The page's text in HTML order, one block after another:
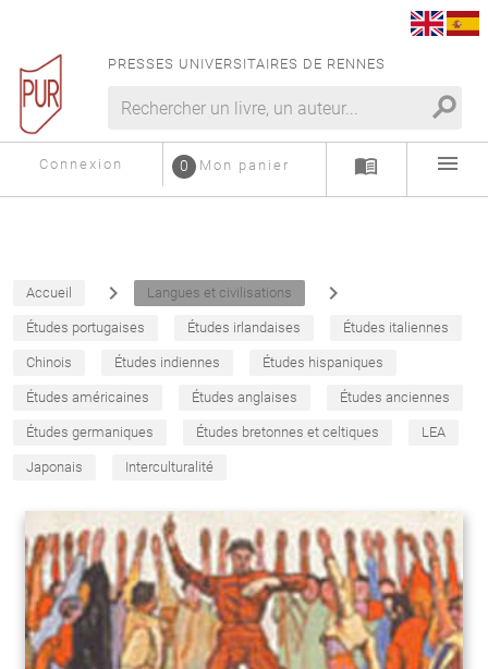
PRESSES UNIVERSITAIRES DE RENNES
search
Connexion Mon panier
0 menu_book menu
Accueil navigate_next Langues et civilisations navigate_next
Études portugaises Études irlandaises Études italiennes
Chinois Études indiennes Études hispaniques
Études américaines Études anglaises Études anciennes
Études germaniques Études bretonnes et celtiques LEA
Japonais Interculturalité